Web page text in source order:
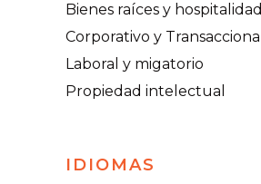
Bienes raíces y hospitalidad
Corporativo y Transaccional
Laboral y migatorio
Propiedad intelectual
IDIOMAS